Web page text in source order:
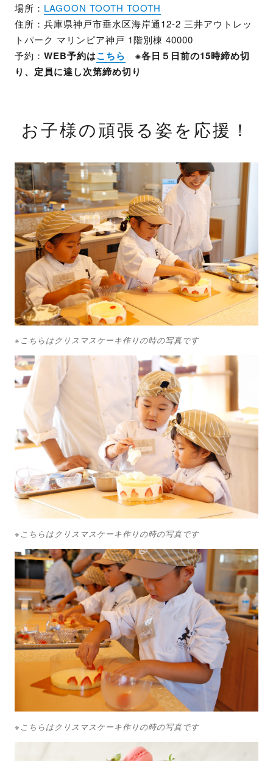
場所： LAGOON TOOTH TOOTH
住所：兵庫県神戸市垂水区海岸通12-2 三井アウトレッ
トパーク マリンピア神戸 1階別棟 40000
予約： WEB予約はこちら
※各日５日前の15時締め切
り、定員に達し次第締め切り
お子様の頑張る姿を応援！
※こちらはクリスマスケーキ作りの時の写真です
※こちらはクリスマスケーキ作りの時の写真です
※こちらはクリスマスケーキ作りの時の写真です